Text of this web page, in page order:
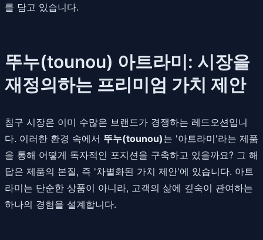
를 담고 있습니다.
뚜누(tounou) 아트라미: 시장을
재정의하는 프리미엄 가치 제안
침구 시장은 이미 수많은 브랜드가 경쟁하는 레드오션입니
다. 이러한 환경 속에서 뚜누(tounou)는 '아트라미'라는 제품
을 통해 어떻게 독자적인 포지션을 구축하고 있을까요? 그 해
답은 제품의 본질, 즉 '차별화된 가치 제안'에 있습니다. 아트
라미는 단순한 상품이 아니라, 고객의 삶에 깊숙이 관여하는
하나의 경험을 설계합니다.